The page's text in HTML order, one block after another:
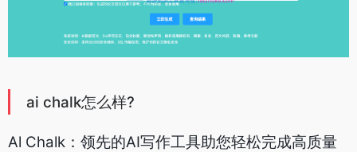
ai chalk怎么样?
Al Chalk：领先的AI写作工具助您轻松完成高质量